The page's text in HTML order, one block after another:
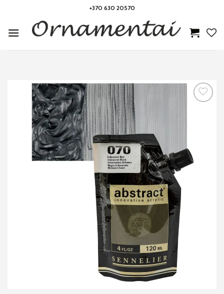
content
+370 630 20570